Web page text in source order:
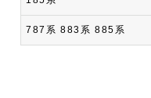
787系 883系 885系